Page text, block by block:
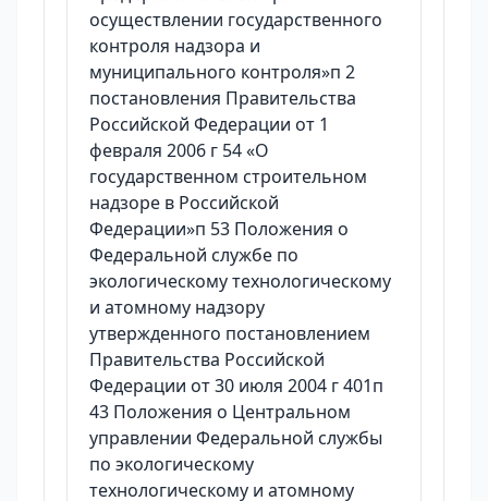
осуществлении государственного
контроля надзора и
муниципального контроля»п 2
постановления Правительства
Российской Федерации от 1
февраля 2006 г 54 «О
государственном строительном
надзоре в Российской
Федерации»п 53 Положения о
Федеральной службе по
экологическому технологическому
и атомному надзору
утвержденного постановлением
Правительства Российской
Федерации от 30 июля 2004 г 401п
43 Положения о Центральном
управлении Федеральной службы
по экологическому
технологическому и атомному